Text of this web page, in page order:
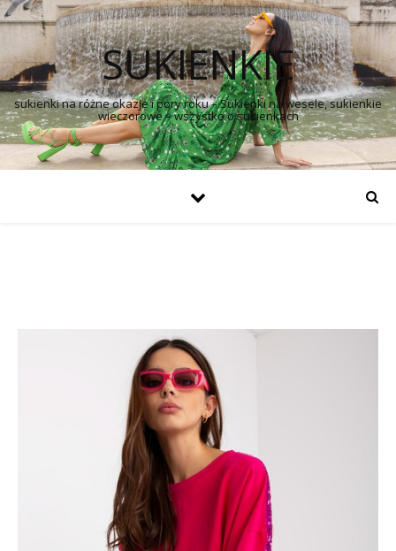
SUKIENKIE
sukienki na różne okazje i pory roku – Sukienki na wesele, sukienkie
wieczorowe – wszystko o sukienkach